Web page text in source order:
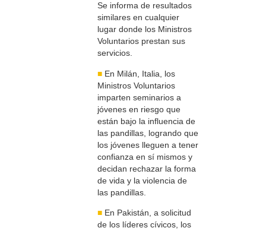
Se informa de resultados
similares en cualquier
lugar donde los Ministros
Voluntarios prestan sus
servicios.
■ En Milán, Italia, los
Ministros Voluntarios
imparten seminarios a
jóvenes en riesgo que
están bajo la influencia de
las pandillas, logrando que
los jóvenes lleguen a tener
confianza en sí mismos y
decidan rechazar la forma
de vida y la violencia de
las pandillas.
■ En Pakistán, a solicitud
de los líderes cívicos, los